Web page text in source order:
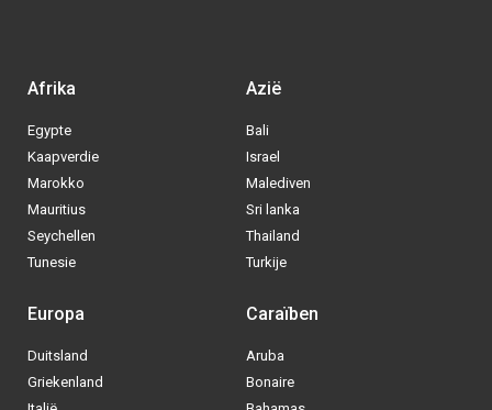
Afrika
Egypte
Kaapverdie
Marokko
Mauritius
Seychellen
Tunesie
Azië
Bali
Israel
Malediven
Sri lanka
Thailand
Turkije
Europa
Duitsland
Griekenland
Caraïben
Aruba
Bonaire